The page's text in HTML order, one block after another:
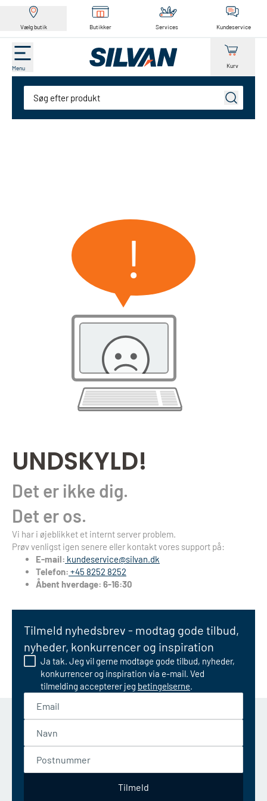
Vælg butik Butikker Services Kundeservice
Menu Kurv
Søg
UNDSKYLD!
Det er ikke dig.
Det er os.
Vi har i øjeblikket et internt server problem.
Prøv venligst igen senere eller kontakt vores support på:
E-mail: kundeservice@silvan.dk
Telefon: +45 8252 8252
Åbent hverdage: 6-16:30
!
Tilmeld nyhedsbrev - modtag gode tilbud,
nyheder, konkurrencer og inspiration
Ja tak. Jeg vil gerne modtage gode tilbud, nyheder,
konkurrencer og inspiration via e-mail. Ved
tilmelding accepterer jeg betingelserne.
Tilmeld